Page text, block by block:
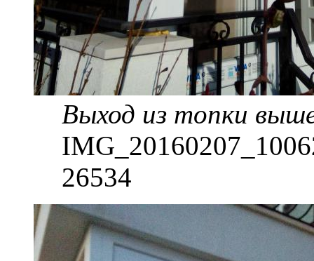
Выход из топки
26534